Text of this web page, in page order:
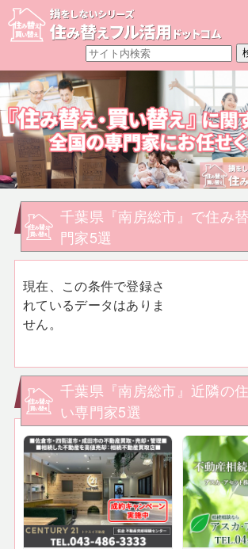
千葉県『南房総市』で住み
門家5選
現在、この条件で登録さ
れているデータはありま
せん。
千葉県『南房総市』近隣の
い専門家5選